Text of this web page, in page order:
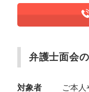
弁護士面会
対象者 ご本